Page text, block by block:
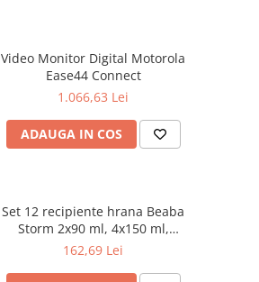
Video Monitor Digital Motorola
Ease44 Connect
1.066,63 Lei
ADAUGA IN COS
Set 12 recipiente hrana Beaba
Storm 2x90 ml, 4x150 ml,
6x250 ml
162,69 Lei